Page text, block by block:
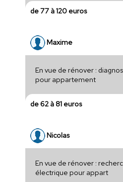
de 77 à 120 euros
Maxime
En vue de rénover :
pour appartement
de 62 à 81 euros
Nicolas
En vue de rénover :
électrique pour appart